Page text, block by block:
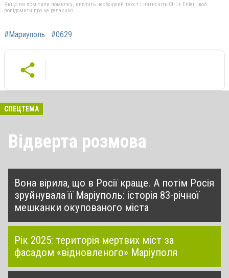
Якщо ви помітили помилку, виділіть необхідний текст і натисніть Ctrl + Enter, щоб
повідомити про це редакцію
#Мариуполь #0629
СПЕЦТЕМА
Відверта розмова
Вона вірила, що в Росії краще. А потім Росія
зруйнувала її Маріуполь: історія 83-річної
мешканки окупованого міста
Рік 2025: територія мертвих міст за
фасадом «відновленого» Маріуполя